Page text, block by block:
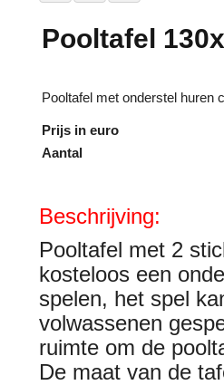
Pooltafel
Pooltafel met onderstel huren
Prijs in euro
Aantal
Beschrijving:
Pooltafel met 2
kosteloos een
spelen, het spel
volwassenen
ruimte om de
De maat van de